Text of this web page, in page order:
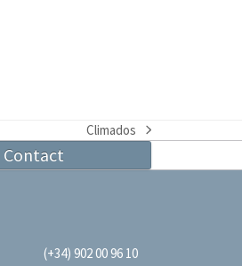
next
Climados
Contact
(+34) 902 00 96 10